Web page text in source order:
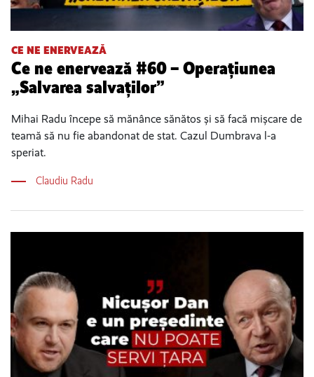
CE NE ENERVEAZĂ
Ce ne enervează #60 – Operațiunea
„Salvarea salvaților”
Mihai Radu începe să mănânce sănătos și să facă mișcare de
teamă să nu fie abandonat de stat. Cazul Dumbrava l-a
speriat.
Claudiu Radu